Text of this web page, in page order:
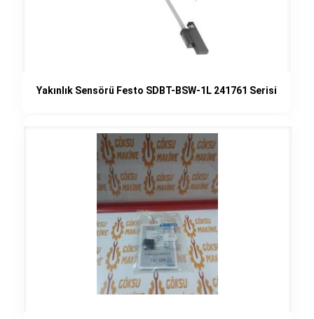
Yakınlık Sensörü Festo SDBT-BSW-1L 241761 Serisi